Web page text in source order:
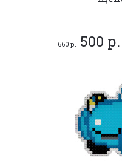
660 р.500 р.